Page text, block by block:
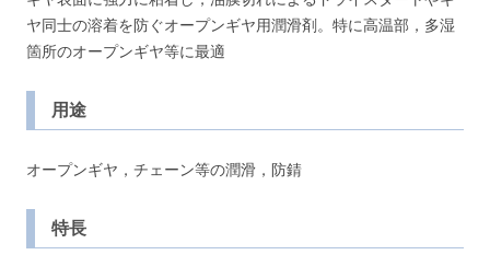
ヤ同士の溶着を防ぐオープンギヤ用潤滑剤。特に高温部，多湿
箇所のオープンギヤ等に最適
用途
オープンギヤ，チェーン等の潤滑，防錆
特長